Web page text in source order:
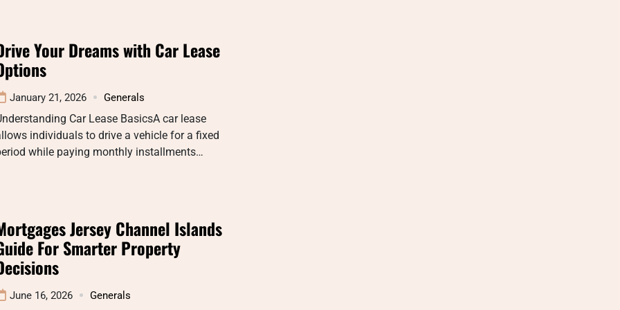
Your Dreams with Car Lease
January 21, 2026 Generals
Car Lease BasicsA car lease
individuals to drive a vehicle for a fixed
while paying monthly installments…
Jersey Channel Islands
For Smarter Property
June 16, 2026 Generals